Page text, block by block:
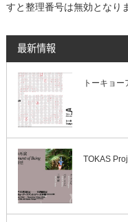
すと整理番号は無効となり
最新情報
トーキョ
TOKAS